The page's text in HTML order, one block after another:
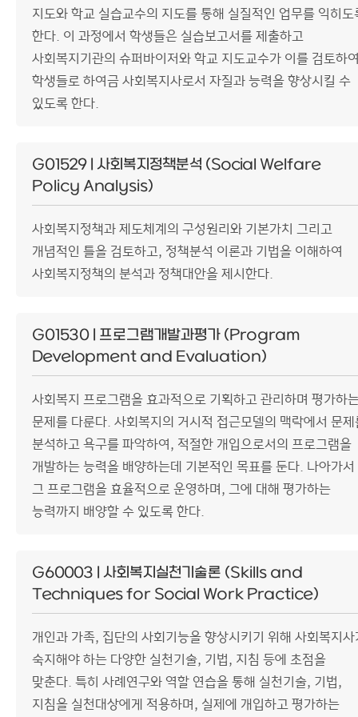
지도와 학교 실습교수의 지도를 통해 실질적인 업무를 익히도
한다. 이 과정에서 학생들은 실습보고서를 제출하고
사회복지기관의 슈퍼바이저와 학교 지도교수가 이를 검토하
학생들로 하여금 사회복지사로서 자질과 능력을 향상시킬 수
있도록 한다.
G01529 | 사회복지정책분석 (Social Welfare
Policy Analysis)
사회복지정책과 제도체계의 구성원리와 기본가치 그리고
개념적인 틀을 검토하고, 정책분석 이론과 기법을 이해하여
사회복지정책의 분석과 정책대안을 제시한다.
G01530 | 프로그램개발과평가 (Program
Development and Evaluation)
사회복지 프로그램을 효과적으로 기획하고 관리하며 평가하
문제를 다룬다. 사회복지의 거시적 접근모델의 맥락에서 문제
분석하고 욕구를 파악하여, 적절한 개입으로서의 프로그램을
개발하는 능력을 배양하는데 기본적인 목표를 둔다. 나아가서
그 프로그램을 효율적으로 운영하며, 그에 대해 평가하는
능력까지 배양할 수 있도록 한다.
G60003 | 사회복지실천기술론 (Skills and
Techniques for Social Work Practice)
개인과 가족, 집단의 사회기능을 향상시키기 위해 사회복지사
숙지해야 하는 다양한 실천기술, 기법, 지침 등에 초점을
맞춘다. 특히 사례연구와 역할 연습을 통해 실천기술, 기법,
지침을 실천대상에게 적용하며, 실제에 개입하고 평가하는